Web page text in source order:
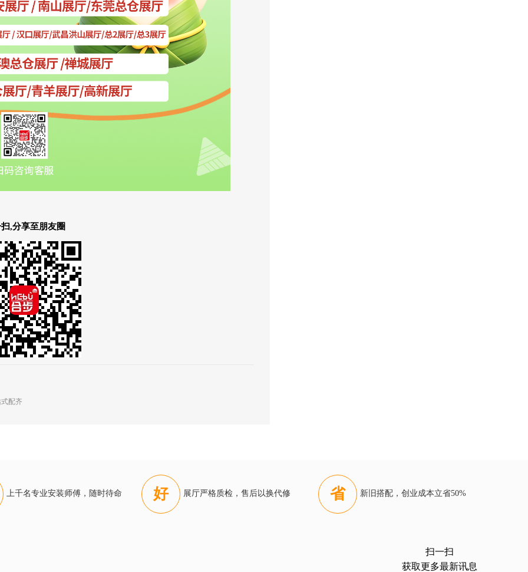
,分享至朋友圈
配齐
上千名专业安装师傅，随时待命 好 展厅严格质检，售后以换代修 省 新旧搭配，创业成本立省50%
扫一扫
获取更多最新讯息